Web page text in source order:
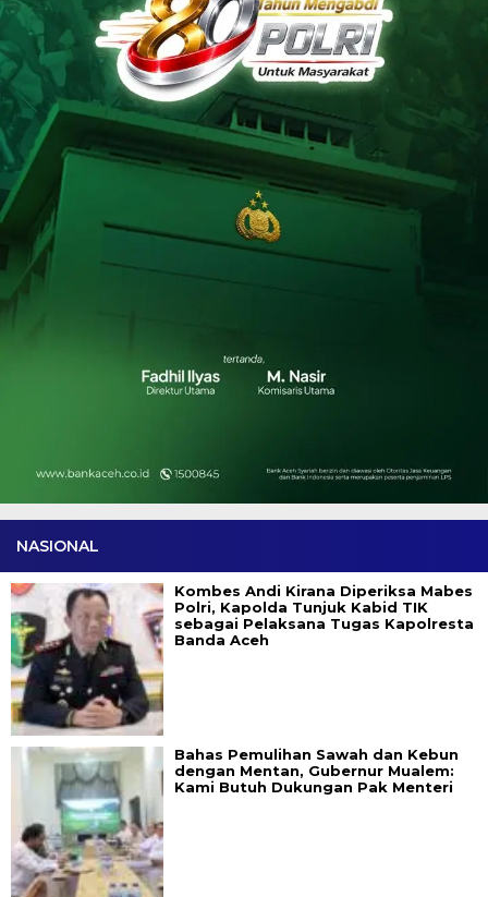
NASIONAL
Kombes Andi Kirana Diperiksa Mabes
Polri, Kapolda Tunjuk Kabid TIK
sebagai Pelaksana Tugas Kapolresta
Banda Aceh
Bahas Pemulihan Sawah dan Kebun
dengan Mentan, Gubernur Mualem:
Kami Butuh Dukungan Pak Menteri